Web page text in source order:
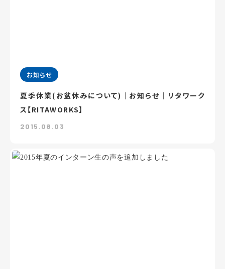
お知らせ
夏季休業(お盆休みについて)｜お知らせ｜リタワーク
ス【RITAWORKS】
2015.08.03